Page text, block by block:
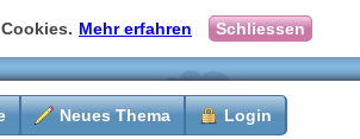
Mehr erfahren Schliessen
Neues Thema Login